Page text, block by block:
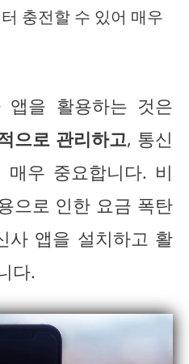
충전할 수 있어 매우
앱을 활용하는 것은
으로 관리하고, 통신
우 중요합니다. 비
으로 인한 요금 폭탄
사 앱을 설치하고 활
다.